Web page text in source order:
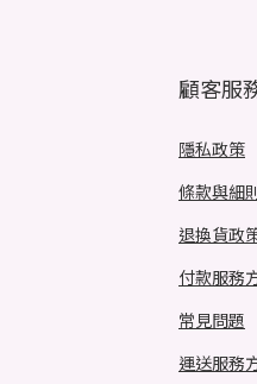
顧客服
隱私政策
條款與細
退換貨政
付款服務
常見問題
運送服務